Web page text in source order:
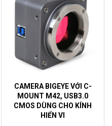
CAMERA BIGEYE VỚI C-
MOUNT M42, USB3.0
CMOS DÙNG CHO KÍNH
HIỂN VI